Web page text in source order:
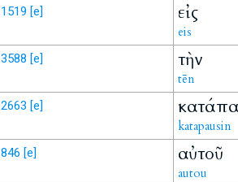
1519 [e] εἰς
eis
3588 [e] τὴν
tēn
2663 [e]
katapausin
846 [e] αὐτοῦ
autou